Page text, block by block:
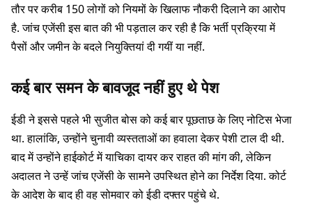
तौर पर करीब 150 लोगों को नियमों के खिलाफ नौकरी दिलाने का आरोप
है. जांच एजेंसी इस बात की भी पड़ताल कर रही है कि भर्ती प्रक्रिया में
पैसों और जमीन के बदले नियुक्तियां दी गयीं या नहीं.
कई बार समन के बावजूद नहीं हुए थे पेश
ईडी ने इससे पहले भी सुजीत बोस को कई बार पूछताछ के लिए नोटिस भेजा
था. हालांकि, उन्होंने चुनावी व्यस्तताओं का हवाला देकर पेशी टाल दी थी.
बाद में उन्होंने हाईकोर्ट में याचिका दायर कर राहत की मांग की, लेकिन
अदालत ने उन्हें जांच एजेंसी के सामने उपस्थित होने का निर्देश दिया. कोर्ट
के आदेश के बाद ही वह सोमवार को ईडी दफ्तर पहुंचे थे.